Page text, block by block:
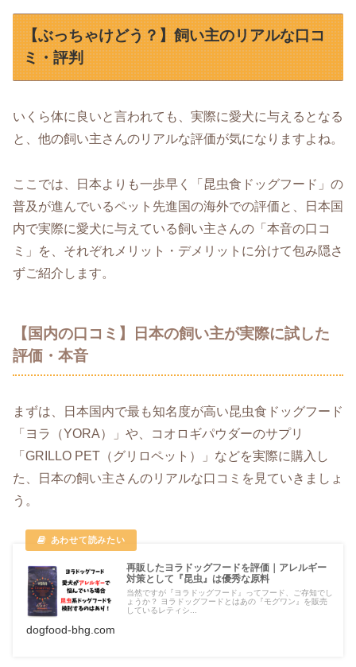
【ぶっちゃけどう？】飼い主のリアルな口コ
ミ・評判
いくら体に良いと言われても、実際に愛犬に与えるとなる
と、他の飼い主さんのリアルな評価が気になりますよね。
ここでは、日本よりも一歩早く「昆虫食ドッグフード」の
普及が進んでいるペット先進国の海外での評価と、日本国
内で実際に愛犬に与えている飼い主さんの「本音の口コ
ミ」を、それぞれメリット・デメリットに分けて包み隠さ
ずご紹介します。
【国内の口コミ】日本の飼い主が実際に試した
評価・本音
まずは、日本国内で最も知名度が高い昆虫食ドッグフード
「ヨラ（YORA）」や、コオロギパウダーのサプリ
「GRILLO PET（グリロペット）」などを実際に購入し
た、日本の飼い主さんのリアルな口コミを見ていきましょ
う。
再販したヨラドッグフードを評価｜アレルギー
対策として『昆虫』は優秀な原料
当然ですが『ヨラドッグフード』ってフード、ご存知でし
ょうか？ ヨラドッグフードとはあの『モグワン』を販売
しているレティシ...
dogfood-bhg.com